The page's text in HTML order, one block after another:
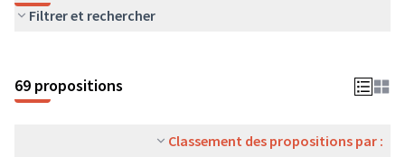
Filtrer et rechercher
69 propositions
Classement des propositions par :